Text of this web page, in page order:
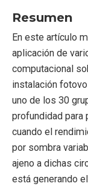
Resumen
En este artículo
aplicación de
computacional
instalación
uno de los 30
profundidad para
cuando el
por sombra
ajeno a dichas
está generando